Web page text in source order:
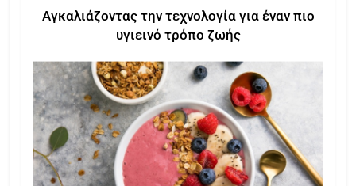
Αγκαλιάζοντας την τεχνολογία για έναν πιο
υγιεινό τρόπο ζωής